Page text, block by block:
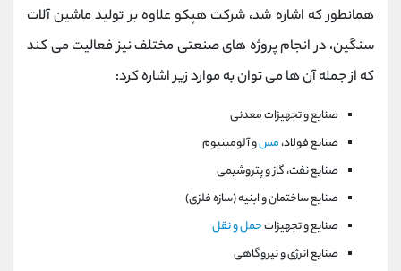
همانطور که اشاره شد، شرکت هپکو علاوه بر تولید ماشین آلات
سنگین، در انجام پروژه های صنعتی مختلف نیز فعالیت می کند
که از جمله آن ها می توان به موارد زیر اشاره کرد:
صنایع و تجهیزات معدنی
صنایع فولاد،مسو آلومینیوم
صنایع نفت، گاز و پتروشیمی
صنایع ساختمان و ابنیه (سازه فلزی)
صنایع و تجهیزاتحمل و نقل
صنایع انرژی و نیروگاهی